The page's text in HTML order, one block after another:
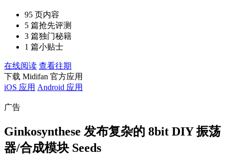
95 页内容
5 篇抢先评测
3 篇独门秘籍
1 篇小贴士
在线阅读 查看往期
下载 Midifan 官方应用
iOS 应用 Android 应用
广告
Ginkosynthese 发布复杂的 8bit DIY 振荡
器/合成模块 Seeds